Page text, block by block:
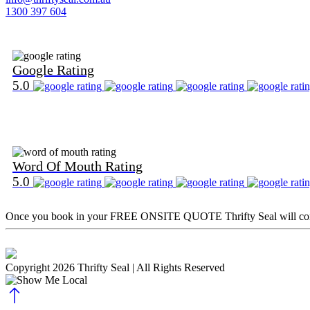
1300 397 604
Google Rating
5.0
Word Of Mouth Rating
5.0
Once you book in yourFREE ONSITE QUOTE Thrifty Seal will
Copyright 2026 Thrifty Seal | All Rights Reserved